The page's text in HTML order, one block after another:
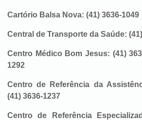
Cartório Balsa Nova: (41) 3636-1049
Central de Transporte da Saúde:
Centro Médico Bom Jesus: (41)
1292
Centro de Referência da
(41) 3636-1237
Centro de Referência